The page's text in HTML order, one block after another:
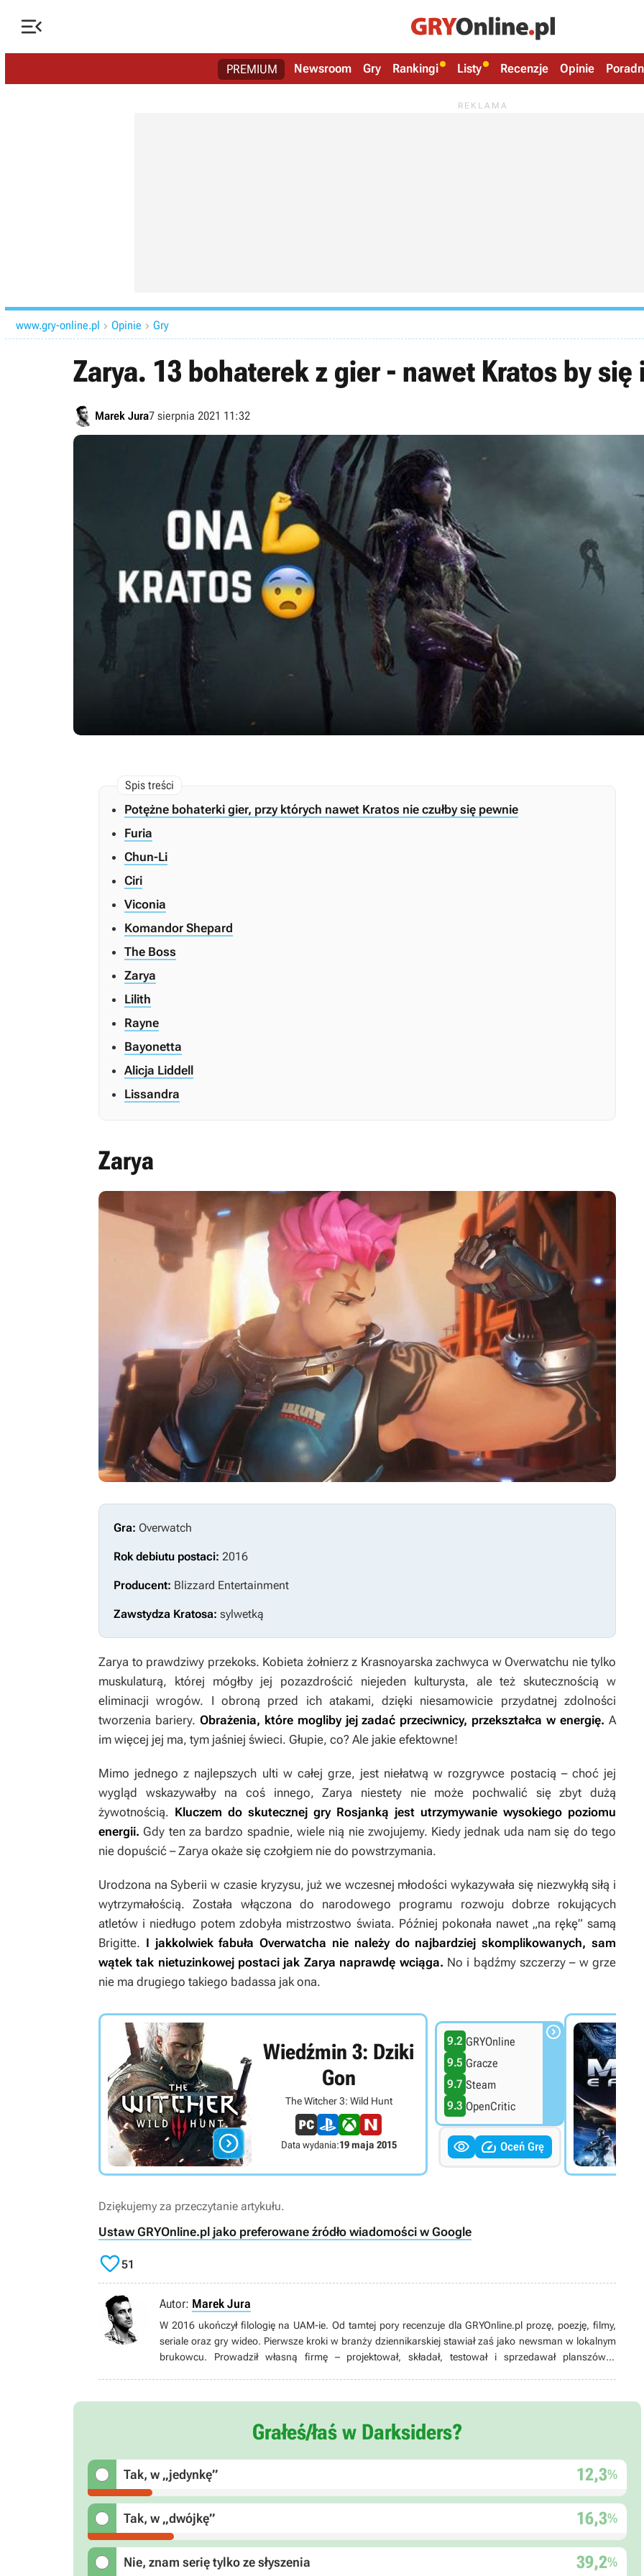

PREMIUM Newsroom Gry Rankingi Listy Recenzje Opinie
www.gry-online.pl  Opinie  Gry
Zarya. 13 bohaterek z gier - nawet Kratos by się
Marek Jura7 sierpnia 2021 11:32
Potężne bohaterki gier, przy których nawet Kratos nie czułby się pewnie
Furia
Chun-Li
Ciri
Viconia
Komandor Shepard
The Boss
Zarya
Lilith
Rayne
Bayonetta
Alicja Liddell
Lissandra
Zarya
Gra: Overwatch
Rok debiutu postaci: 2016
Producent: Blizzard Entertainment
Zawstydza Kratosa: sylwetką
Zarya to prawdziwy przekoks. Kobieta żołnierz z Krasnoyarska zachwyca w Overwatchu nie tylko
muskulaturą, której mógłby jej pozazdrościć niejeden kulturysta, ale też skutecznością w
eliminacji wrogów. I obroną przed ich atakami, dzięki niesamowicie przydatnej zdolności
tworzenia bariery. Obrażenia, które mogliby jej zadać przeciwnicy, przekształca w energię. A
im więcej jej ma, tym jaśniej świeci. Głupie, co? Ale jakie efektowne!
Mimo jednego z najlepszych ulti w całej grze, jest niełatwą w rozgrywce postacią – choć jej
wygląd wskazywałby na coś innego, Zarya niestety nie może pochwalić się zbyt dużą
żywotnością. Kluczem do skutecznej gry Rosjanką jest utrzymywanie wysokiego poziomu
energii. Gdy ten za bardzo spadnie, wiele nią nie zwojujemy. Kiedy jednak uda nam się do tego
nie dopuścić – Zarya okaże się czołgiem nie do powstrzymania.
Urodzona na Syberii w czasie kryzysu, już we wczesnej młodości wykazywała się niezwykłą siłą i
wytrzymałością. Została włączona do narodowego programu rozwoju dobrze rokujących
atletów i niedługo potem zdobyła mistrzostwo świata. Później pokonała nawet „na rękę” samą
Brigitte. I jakkolwiek fabułaOverwatcha nie należy do najbardziej skomplikowanych, sam
wątek tak nietuzinkowej postaci jak Zarya naprawdę wciąga. No i bądźmy szczerzy – w grze
nie ma drugiego takiego badassa jak ona.

Wiedźmin 3: Dziki
Gon
The Witcher 3: Wild Hunt
Data wydania:19 maja 2015
9.2 GRYOnline
9.5 Gracze
9.7 Steam
9.3 OpenCritic

  Oceń Grę
Dziękujemy za przeczytanie artykułu.
Ustaw GRYOnline.pl jako preferowane źródło wiadomości w Google
51
Autor: Marek Jura
W 2016 ukończył filologię na UAM-ie. Od tamtej pory recenzuje dla GRYOnline.pl prozę, poezję, filmy,
seriale oraz gry wideo. Pierwsze kroki w branży dziennikarskiej stawiał zaś jako newsman w lokalnym
brukowcu. Prowadził własną firmę – projektował, składał, testował i sprzedawał planszówki.
Agentów TARCZY, P:T, Beksińskiego, Hollow Knigt, performance, sztukę abstrakcyjną, mody do gier i
Grałeś/łaś w Darksiders?
Tak, w „jedynkę” 12,3%
Tak, w „dwójkę” 16,3%
Nie, znam serię tylko ze słyszenia 39,2%